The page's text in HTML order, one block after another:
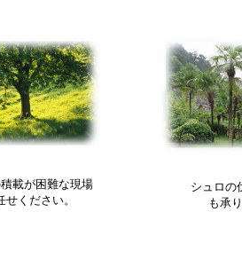
載が困難な現場
せください。
シュロの
も承